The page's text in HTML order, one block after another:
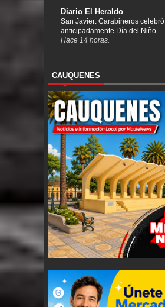
Diario El Heraldo
San Javier: Carabineros celebró
anticipadamente Día del Niño
Hace 14 horas.
CAUQUENES